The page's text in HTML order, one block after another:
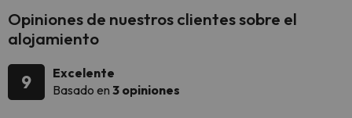
Opiniones de nuestros clientes sobre el
alojamiento
9
Excelente
Basado en 3 opiniones